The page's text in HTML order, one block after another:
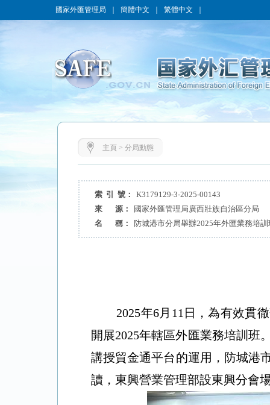
國家外匯管理局 簡體中文 繁體中文
主頁 > 分局動態
索 引 號：
K3179129-3-2025-00143
來 源：
國家外匯管理局廣西壯族自治區分局
名 稱：
防城港市分局舉辦2025年外匯業務培訓
2025年6月11日，為有效貫
開展2025年轄區外匯業務培訓班
講授貿金通平台的運用，防城港
讀，東興營業管理部設東興分會